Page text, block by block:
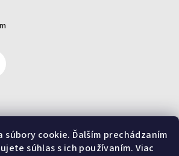
súbory cookie. Ďalším prechádzaním
súhlas s ich používaním. Viac